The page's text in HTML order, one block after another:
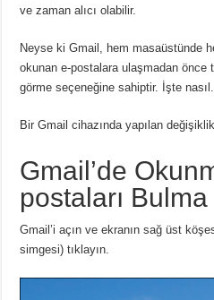
ve zaman alıcı olabilir.
Neyse ki Gmail, hem masaüstünde
okunan e-postalara ulaşmadan önce
görme seçeneğine sahiptir. İşte nasıl.
Bir Gmail cihazında yapılan
Gmail’de
postaları Bulma
Gmail’i açın ve ekranın sağ üst
simgesi) tıklayın.